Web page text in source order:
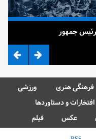
فرهنگی هنری
ورزشی
افتخارات و دستاوردها
عکس فیلم